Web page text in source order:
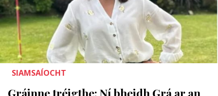
SIAMSAÍOCHT
Gráinne tréigthe: Ní bheidh Grá ar an